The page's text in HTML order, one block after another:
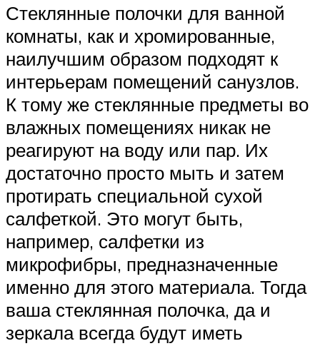
Стеклянные полочки для ванной
комнаты, как и хромированные,
наилучшим образом подходят к
интерьерам помещений санузлов.
К тому же стеклянные предметы во
влажных помещениях никак не
реагируют на воду или пар. Их
достаточно просто мыть и затем
протирать специальной сухой
салфеткой. Это могут быть,
например, салфетки из
микрофибры, предназначенные
именно для этого материала. Тогда
ваша стеклянная полочка, да и
зеркала всегда будут иметь